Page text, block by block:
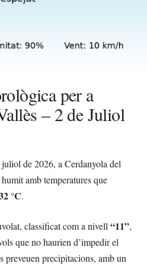
per a
– 2 de Juliol
de 2026, a Cerdanyola del
amb temperatures que
°C.
classificat com a nivell“11”,
que no haurien d’impedir el
preveuen precipitacions, amb un